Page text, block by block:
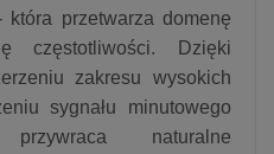
przetwarza domenę
częstotliwości. Dzięki
zakresu wysokich
sygnału minutowego
naturalne